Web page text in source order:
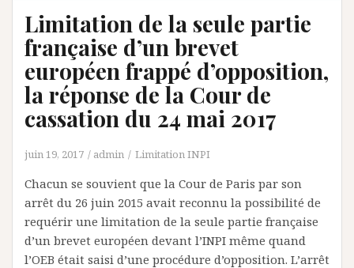
Limitation de la seule partie
française d’un brevet
européen frappé d’opposition,
la réponse de la Cour de
cassation du 24 mai 2017
juin 19, 2017 admin Limitation INPI
Chacun se souvient que la Cour de Paris par son
arrêt du 26 juin 2015 avait reconnu la possibilité de
requérir une limitation de la seule partie française
d’un brevet européen devant l’INPI même quand
l’OEB était saisi d’une procédure d’opposition. L’arrêt